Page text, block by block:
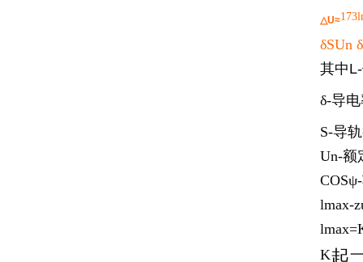
△U≈
δSUn
其中
δ-导
S-导
Un-额
lmax-
K起